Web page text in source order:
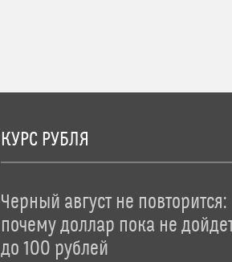
КУРС РУБЛЯ
Черный август не повторится:
почему доллар пока не
до 100 рублей